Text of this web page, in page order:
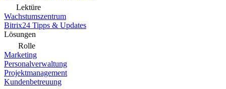
Lektüre
Wachstumszentrum
Bitrix24 Tipps & Updates
Lösungen
Rolle
Marketing
Personalverwaltung
Projektmanagement
Kundenbetreuung